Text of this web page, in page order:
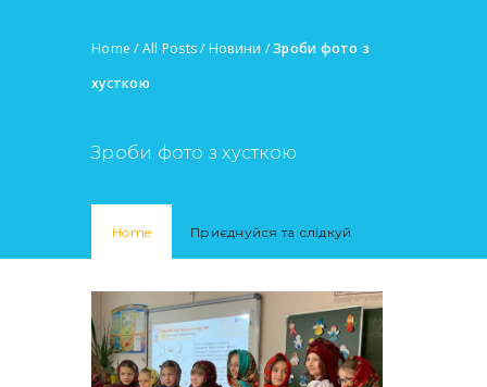
Home / All Posts/ Новини /Зроби фото з
хусткою
Зроби фото з хусткою
Home Приєднуйся та слідкуй